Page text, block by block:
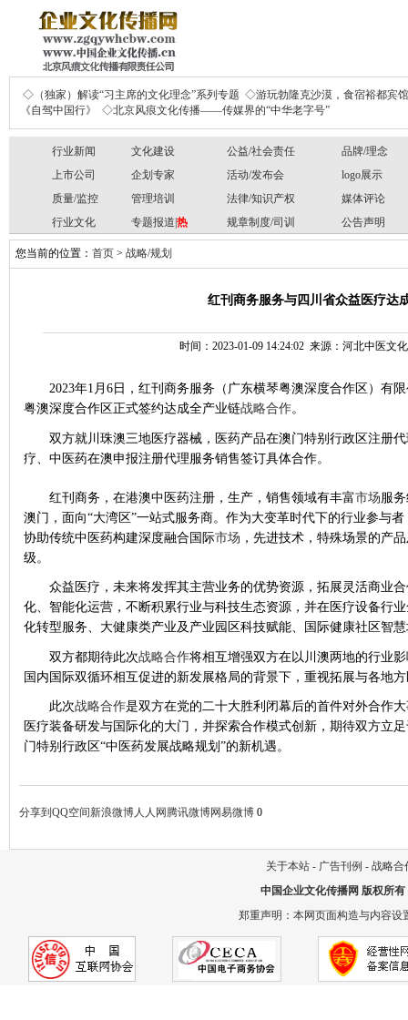
◇（独家）解读“习主席的文化理念”系列专题 ◇游玩勃隆克沙漠，食宿裕都宾馆
《自驾中国行》
◇北京风痕文化传播——传媒界的“中华老字号”
行业新闻 文化建设 公益/社会责任
品牌/理念
上市公司
企划专家 活动/发布会
logo展示
质量/监控
管理培训 法律/知识产权
媒体评论
行业文化
专题报道| 热 规章制度/司训 公告声明
您当前的位置： 首页 > 战略/规划
红刊商务服务与四川省众益医疗达
时间：2023-01-09 14:24:02 来源：河北中医文
2023年1月6日，红刊商务服务（广东横琴粤澳深度合作区）有
粤澳深度合作区正式签约达成全产业链战略合作。
双方就川珠澳三地医疗器械，医药产品在澳门特别行政区注册
疗、中医药在澳申报注册代理服务销售签订具体合作。
红刊商务，在港澳中医药注册，生产，销售领域有丰富市场 服
澳门，面向“大湾区”一站式服务商。作为大变革时代下的行业参与
协助传统中医药构建深度融合国际市场 ，先进技术，特殊场景的产
级。
众益医疗，未来将发挥其主营业务的优势资源，拓展灵活商业
化、智能化运营，不断积累行业与科技生态资源，并在医疗设备行
化转型服务、大健康类产业及产业园区科技赋能、国际健康社区智
双方都期待此次战略合作将相互增强双方在以川澳两地的行业
国内国际双循环相互促进的新发展格局的背景下，重视拓展与各地
此次战略合作是双方在党的二十大胜利闭幕后的首件对外合作
医疗装备研发与国际化的大门，并探索合作模式创新，期待双方立
门特别行政区“中医药发展战略规划”的新机遇。
分享到 QQ空间新浪微博人人网 腾讯微博网易微博 0
关于本站 - 广告刊例 - 战略合
中国企业文化传播网 版权所有
郑重声明：本网页面构造与内容